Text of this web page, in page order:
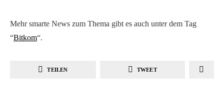
Mehr smarte News zum Thema gibt es auch unter dem Tag
“Bitkom“.
TEILEN TWEET